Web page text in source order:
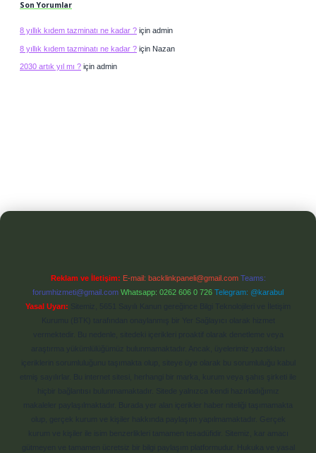
Son Yorumlar
8 yıllık kıdem tazminatı ne kadar ? için admin
8 yıllık kıdem tazminatı ne kadar ? için Nazan
2030 artık yıl mı ? için admin
Reklam ve İletişim: E-mail: backlinkpaneli@gmail.com Teams:
forumhizmeti@gmail.com Whatsapp: 0262 606 0 726 Telegram: @karabul
Yasal Uyarı: